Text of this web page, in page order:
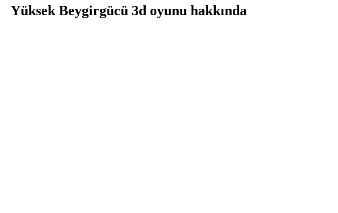
Yüksek Beygirgücü 3d oyunu hakkında